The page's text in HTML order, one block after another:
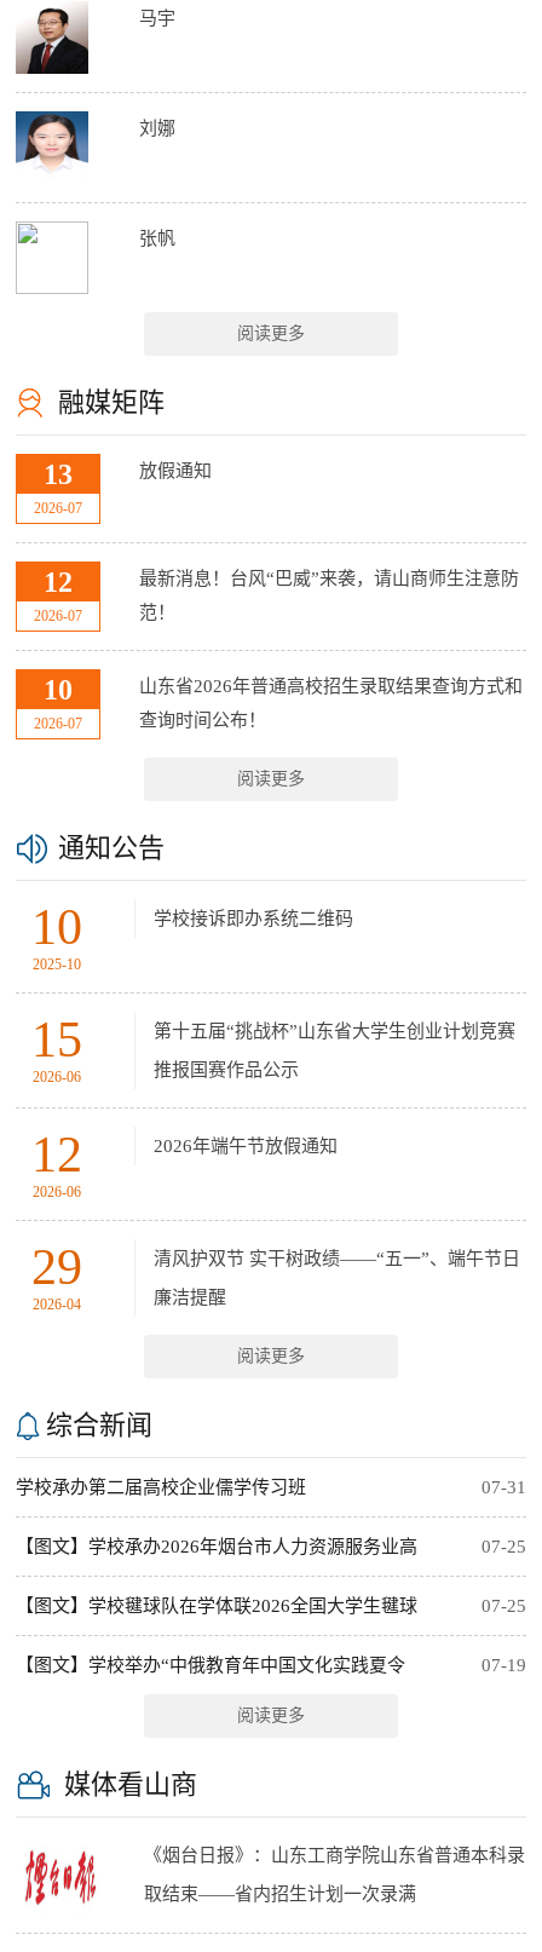
马宇
刘娜
张帆
阅读更多
融媒矩阵
13
2026-07
放假通知
12
2026-07
最新消息！台风“巴威”来袭，请山商师生注意防
范！
10
2026-07
山东省2026年普通高校招生录取结果查询方式和
查询时间公布！
阅读更多
通知公告
10
2025-10
学校接诉即办系统二维码
15
2026-06
第十五届“挑战杯”山东省大学生创业计划竞赛
推报国赛作品公示
12
2026-06
2026年端午节放假通知
29
2026-04
清风护双节 实干树政绩——“五一”、端午节日
廉洁提醒
阅读更多
综合新闻
学校承办第二届高校企业儒学传习班 07-31
【图文】学校承办2026年烟台市人力资源服务业高
级管理人才精英研修班
07-25
【图文】学校毽球队在学体联2026全国大学生毽球
锦标赛中获佳绩
07-25
【图文】学校举办“中俄教育年中国文化实践夏令 07-19
阅读更多
媒体看山商
《烟台日报》：山东工商学院山东省普通本科录
取结束——省内招生计划一次录满